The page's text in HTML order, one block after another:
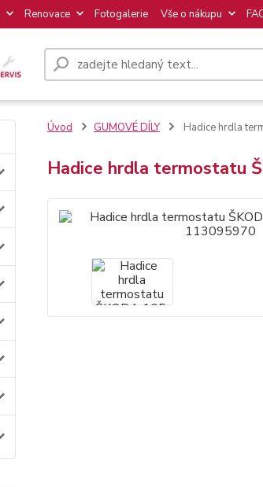
Renovace Fotogalerie Vše o nákupu
Úvod GUMOVÉ DÍLY Hadice hrdla
Hadice hrdla termostatu